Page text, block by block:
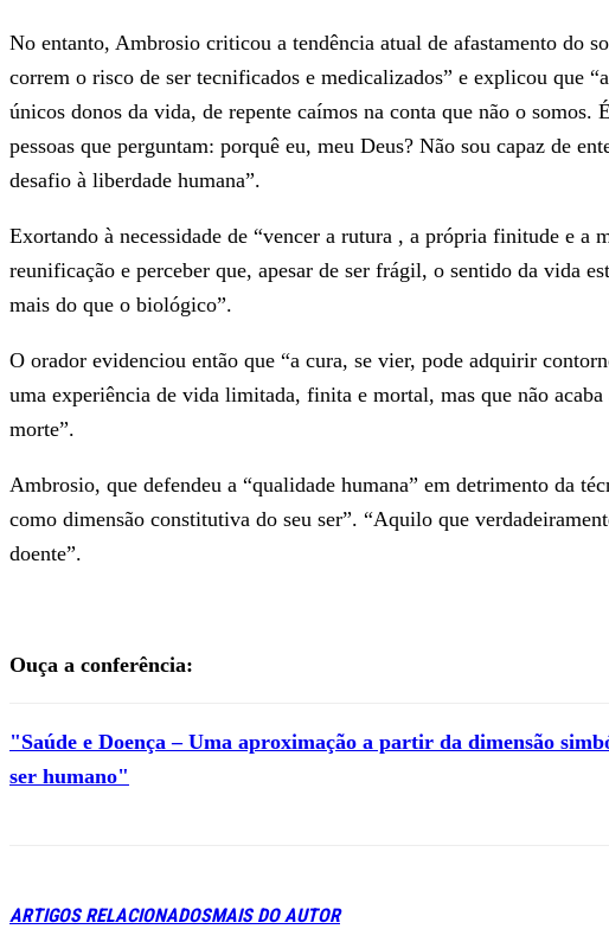
No entanto, Ambrosio criticou a tendência atual de afastamento do
correm o risco de ser tecnificados e medicalizados” e explicou que
únicos donos da vida, de repente caímos na conta que não o
pessoas que perguntam: porquê eu, meu Deus? Não sou capaz de
desafio à liberdade humana”.
Exortando à necessidade de “vencer a rutura , a própria finitude e
reunificação e perceber que, apesar de ser frágil, o sentido da vida
mais do que o biológico”.
O orador evidenciou então que “a cura, se vier, pode adquirir
uma experiência de vida limitada, finita e mortal, mas que não
morte”.
Ambrosio, que defendeu a “qualidade humana” em detrimento da
como dimensão constitutiva do seu ser”. “Aquilo que
doente”.
Ouça a conferência:
"Saúde e Doença – Uma aproximação a partir da dimensão
ser humano"
ARTIGOS RELACIONADOSMAIS DO AUTOR